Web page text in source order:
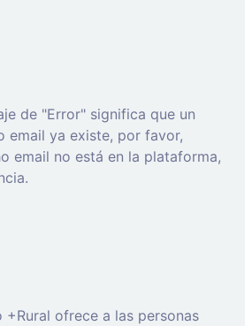
de "Error" significa que un
email ya existe, por favor,
email no está en la plataforma,
+Rural ofrece a las personas